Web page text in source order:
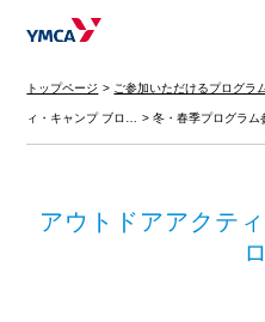
トップページ ご参加いただけるプログラ
ィ・キャンプ ブロ… 冬・春季プログラム
アウトドアアクテ